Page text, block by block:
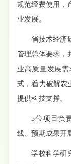
规范经费使用，
业发展。
省技术经济
管理总体要求，
业高质量发展
式，着力破解农
提供科技支撑。
5位项目负
线、预期成果开
学校科学研